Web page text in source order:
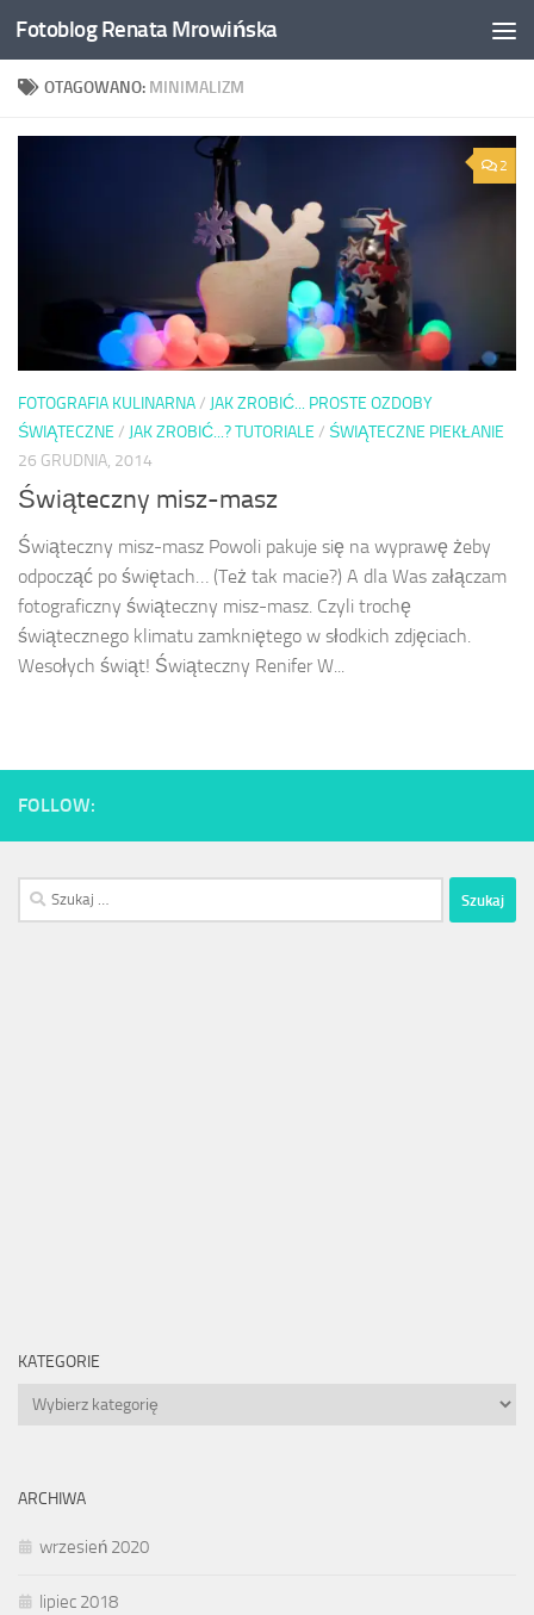
Przeskocz do treści
Fotoblog Renata Mrowińska
OTAGOWANO: MINIMALIZM
2
FOTOGRAFIA KULINARNA/ JAK ZROBIĆ... PROSTE OZDOBY
ŚWIĄTECZNE / JAK ZROBIĆ...? TUTORIALE / ŚWIĄTECZNE PIEKŁANIE
26 GRUDNIA, 2014
Świąteczny misz-masz
Świąteczny misz-masz Powoli pakuje się na wyprawę żeby
odpocząć po świętach… (Też tak macie?) A dla Was załączam
fotograficzny świąteczny misz-masz. Czyli trochę
świątecznego klimatu zamkniętego w słodkich zdjęciach.
Wesołych świąt! Świąteczny Renifer W...
FOLLOW:
Szukaj:
KATEGORIE
Kategorie
ARCHIWA
wrzesień 2020
lipiec 2018